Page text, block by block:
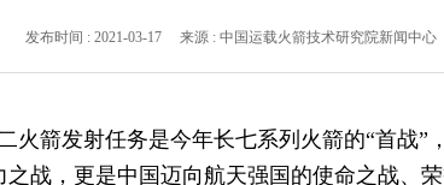
发布时间 : 2021-03-17 来源 : 中国运载火箭技术研究院新闻中心
箭发射任务是今年长七系列火箭的“首战”
战，更是中国迈向航天强国的使命之战、